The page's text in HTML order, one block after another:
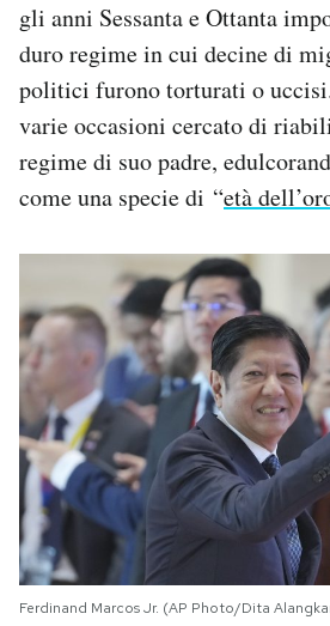
gli anni Sessanta e Ottanta
duro regime in cui decine di
politici furono torturati o
varie occasioni cercato di
regime di suo padre,
come una specie di “età
Ferdinand Marcos Jr. (AP Photo/Dita